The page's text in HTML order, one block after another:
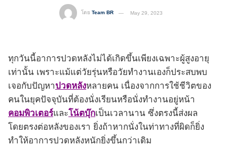
โดย Team BR May 29, 2023
ทุกวันนี้อาการปวดหลังไม่ได้เกิดขึ้นเพียงเฉพาะผู้สูงอายุ
เท่านั้น เพราะแม้แต่วัยรุ่นหรือวัยทำงานเองก็ประสบพบ
เจอกับปัญหาปวดหลังหลายคน เนื่องจากการใช้ชีวิตของ
คนในยุคปัจจุบันที่ต้องนั่งเรียนหรือนั่งทำงานอยู่หน้า
คอมพิวเตอร์และโน้ตบุ๊กเป็นเวลานาน ซึ่งตรงนี้ส่งผล
โดยตรงต่อหลังของเรา ยิ่งถ้าหากนั่งในท่าทางที่ผิดก็ยิ่ง
ทำให้อาการปวดหลังหนักยิ่งขึ้นกว่าเดิม